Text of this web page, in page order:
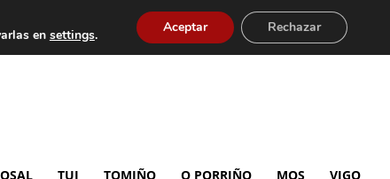
TUI TOMIÑO O PORRIÑO MOS VIGO
en settings. Aceptar Rechazar